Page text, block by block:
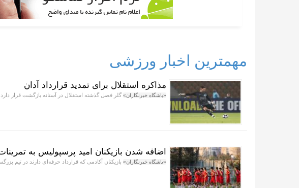
مهمترین اخبار ورزشی
مذاکره استقلال برای تمدید قرارداد آدان
«باشگاه خبرنگاران» گلر فصل گذشته استقلال در آستانه بازگشت قرار دارد.
اضافه شدن بازیکنان امید پرسپولیس به
«باشگاه خبرنگاران» بازیکنان آکادمی که قرارداد حرفه‌ای دارند در تیم